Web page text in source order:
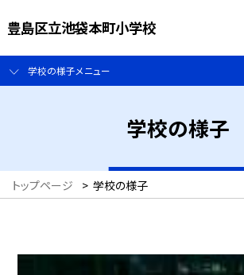
豊島区立池袋本町小学校
学校の様子メニュー
学校の様子
トップページ > 学校の様子